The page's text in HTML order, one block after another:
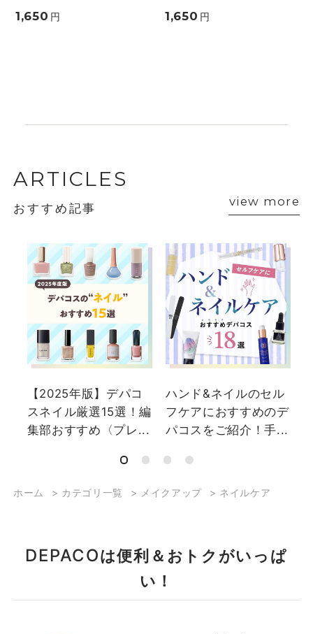
1,650 円 1,650 円
ARTICLES
おすすめ記事 view more
【2025年版】デパコ
スネイル厳選15選！編
集部おすすめ〈プレ...
ハンド&ネイルのセル
フケアにおすすめのデ
パコスをご紹介！手...
ホーム > カテゴリ一覧 > メイクアップ > ネイルケア
DEPACOは便利＆おトクがいっぱ
い！